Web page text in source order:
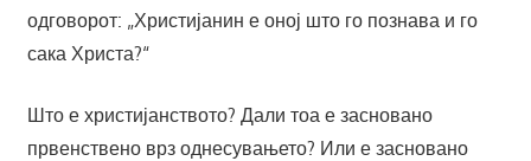
одговорот: „Христијанин е оној што го познава и го
сака Христа?“
Што е христијанството? Дали тоа е засновано
првенствено врз однесувањето? Или е засновано